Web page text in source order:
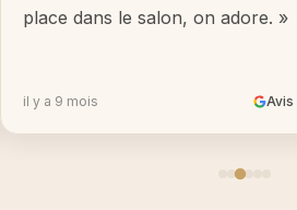
place dans le salon, on adore. »
il y a 9 mois Avis